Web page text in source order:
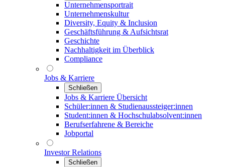
Unternehmensportrait
Unternehmenskultur
Diversity, Equity & Inclusion
Geschäftsführung & Aufsichtsrat
Geschichte
Nachhaltigkeit im Überblick
Compliance
Jobs & Karriere
Schließen
Jobs & Karriere Übersicht
Schüler:innen & Studienaussteiger:innen
Student:innen & Hochschulabsolvent:innen
Berufserfahrene & Bereiche
Jobportal
Investor Relations
Schließen